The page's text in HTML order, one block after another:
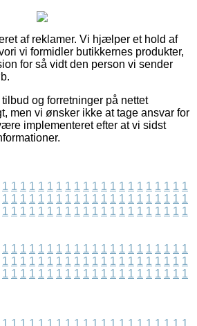
af reklamer. Vi hjælper et hold af
vi formidler butikkernes produkter,
for så vidt den person vi sender
og forretninger på nettet
men vi ønsker ikke at tage ansvar for
implementeret efter at vi sidst
1 1 1 1 1 1 1 1 1 1 1 1 1 1 1 1 1 1 1 1 1
1 1 1 1 1 1 1 1 1 1 1 1 1 1 1 1 1 1 1 1 1
1 1 1 1 1 1 1 1 1 1 1 1 1 1 1 1 1 1 1 1 1
1 1 1 1 1 1 1 1 1 1 1 1 1 1 1 1 1 1 1 1 1
1 1 1 1 1 1 1 1 1 1 1 1 1 1 1 1 1 1 1 1 1
1 1 1 1 1 1 1 1 1 1 1 1 1 1 1 1 1 1 1 1 1
1 1 1 1 1 1 1 1 1 1 1 1 1 1 1 1 1 1 1 1 1